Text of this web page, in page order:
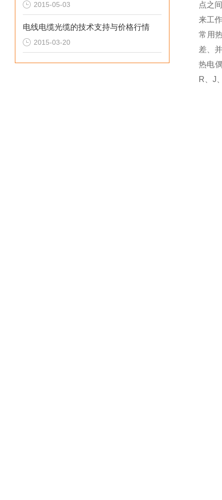
2015-05-03
电线电缆光缆的技术支持与价格行情
2015-03-20
点之
来工
常用
差、
热电
R、J